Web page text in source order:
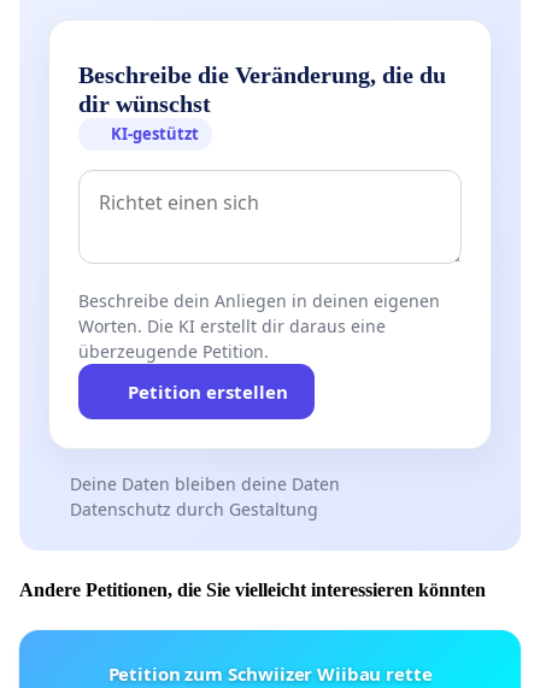
Beschreibe die Veränderung, die du
dir wünschst
KI-gestützt
Beschreibe dein Anliegen in deinen eigenen
Worten. Die KI erstellt dir daraus eine
überzeugende Petition.
Petition erstellen
Deine Daten bleiben deine Daten
Datenschutz durch Gestaltung
Andere Petitionen, die Sie vielleicht interessieren könnten
Petition zum Schwiizer Wiibau rette